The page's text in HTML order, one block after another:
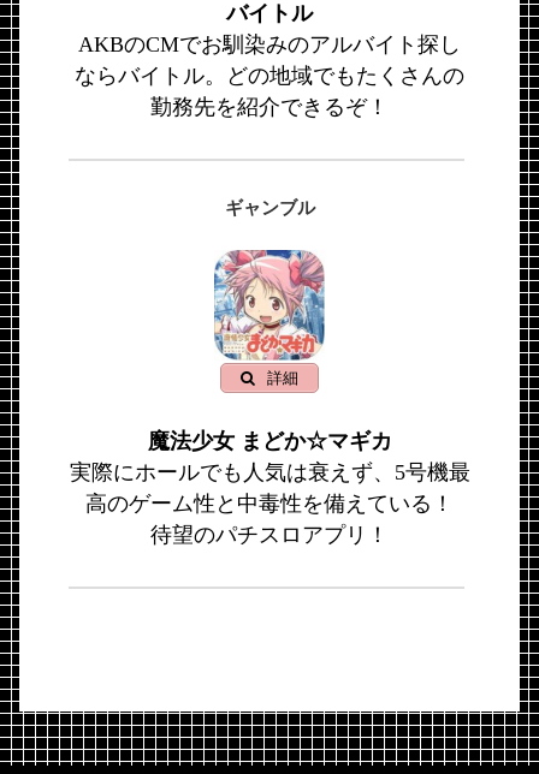
バイトル
AKBのCMでお馴染みのアルバイト探し
ならバイトル。どの地域でもたくさんの
勤務先を紹介できるぞ！
ギャンブル
詳細
魔法少女 まどか☆マギカ
実際にホールでも人気は衰えず、5号機最
高のゲーム性と中毒性を備えている！
待望のパチスロアプリ！